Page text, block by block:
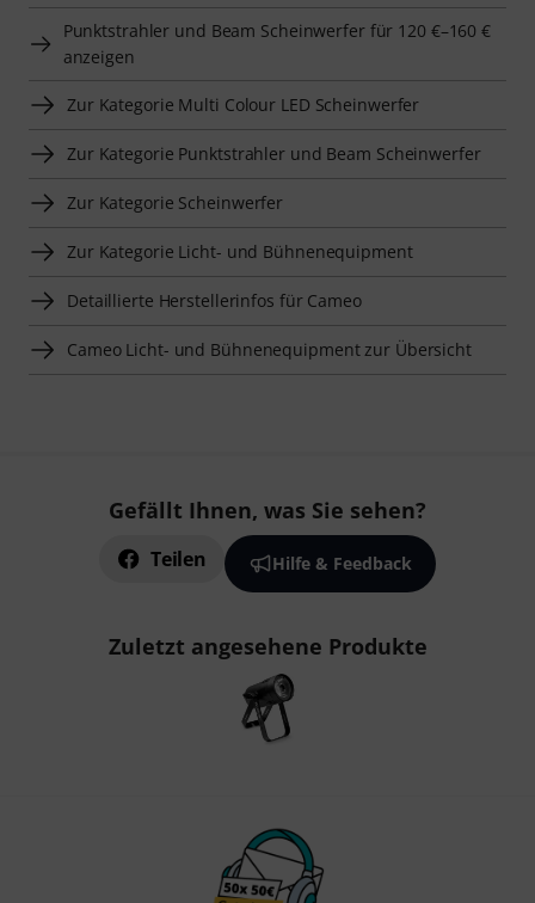
Punktstrahler und Beam Scheinwerfer für 120 €–160 €
anzeigen
Zur Kategorie Multi Colour LED Scheinwerfer
Zur Kategorie Punktstrahler und Beam Scheinwerfer
Zur Kategorie Scheinwerfer
Zur Kategorie Licht- und Bühnenequipment
Detaillierte Herstellerinfos für Cameo
Cameo Licht- und Bühnenequipment zur Übersicht
Gefällt Ihnen, was Sie sehen?
Teilen Hilfe & Feedback
Zuletzt angesehene Produkte